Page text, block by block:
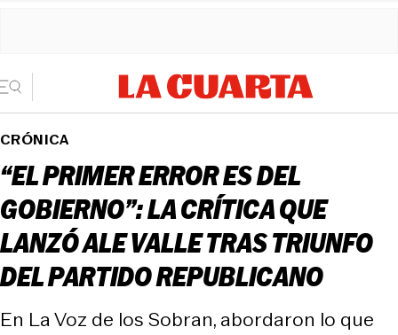
CRÓNICA
“EL PRIMER ERROR ES DEL
GOBIERNO”: LA CRÍTICA QUE
LANZÓ ALE VALLE TRAS TRIUNFO
DEL PARTIDO REPUBLICANO
En La Voz de los Sobran, abordaron lo que